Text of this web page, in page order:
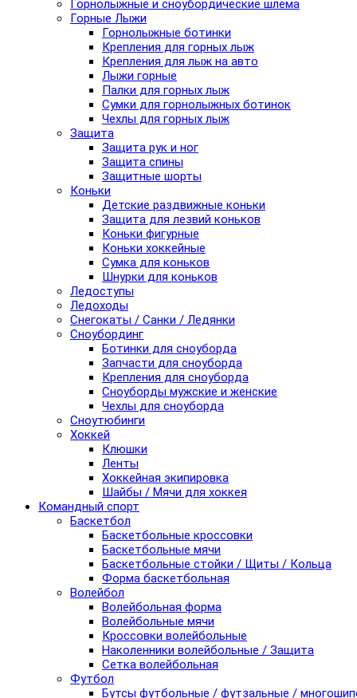
Горнолыжные и сноубордические шлема
Горные Лыжи
Горнолыжные ботинки
Крепления для горных лыж
Крепления для лыж на авто
Лыжи горные
Палки для горных лыж
Сумки для горнолыжных ботинок
Чехлы для горных лыж
Защита
Защита рук и ног
Защита спины
Защитные шорты
Коньки
Детские раздвижные коньки
Защита для лезвий коньков
Коньки фигурные
Коньки хоккейные
Сумка для коньков
Шнурки для коньков
Ледоступы
Ледоходы
Снегокаты / Санки / Ледянки
Сноубординг
Ботинки для сноуборда
Запчасти для сноуборда
Крепления для сноуборда
Сноуборды мужские и женские
Чехлы для сноуборда
Сноутюбинги
Хоккей
Клюшки
Ленты
Хоккейная экипировка
Шайбы / Мячи для хоккея
Командный спорт
Баскетбол
Баскетбольные кроссовки
Баскетбольные мячи
Баскетбольные стойки / Щиты / Кольца
Форма баскетбольная
Волейбол
Волейбольная форма
Волейбольные мячи
Кроссовки волейбольные
Наколенники волейбольные / Защита
Сетка волейбольная
Футбол
Бутсы футбольные / футзальные /